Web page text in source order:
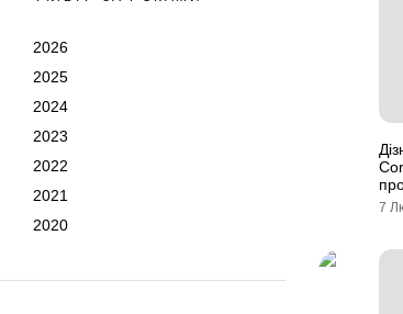
2026
2025
2024
2023
2022
2021
2020
7